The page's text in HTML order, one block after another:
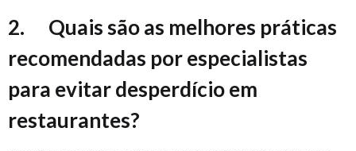
2. Quais são as melhores práticas
recomendadas por especialistas
para evitar desperdício em
restaurantes?